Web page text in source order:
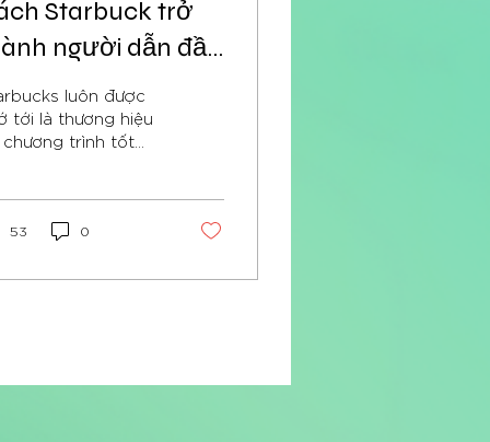
Starbuck trở
người dẫn đầu
nhắc đến
Loyalty
luôn được
tới là thương hiệu
trình tốt
53 0